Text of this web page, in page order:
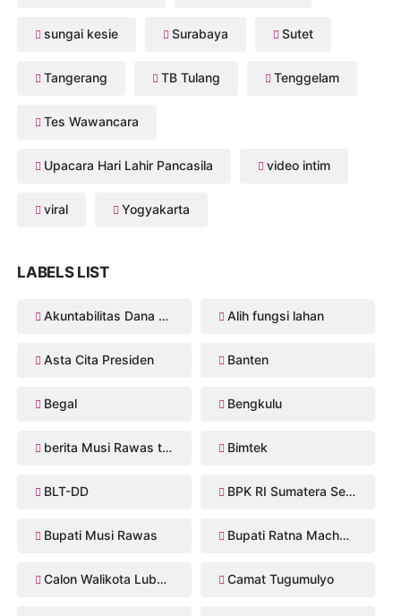
sungai kesie Surabaya Sutet
Tangerang TB Tulang Tenggelam
Tes Wawancara
Upacara Hari Lahir Pancasila video intim
viral Yogyakarta
LABELS LIST
Akuntabilitas Dana Desa Alih fungsi lahan
Asta Cita Presiden Banten
Begal Bengkulu
berita Musi Rawas terbaru Bimtek
BLT-DD BPK RI Sumatera Selatan
Bupati Musi Rawas Bupati Ratna Machmud
Calon Walikota Lubuklinggau Camat Tugumulyo